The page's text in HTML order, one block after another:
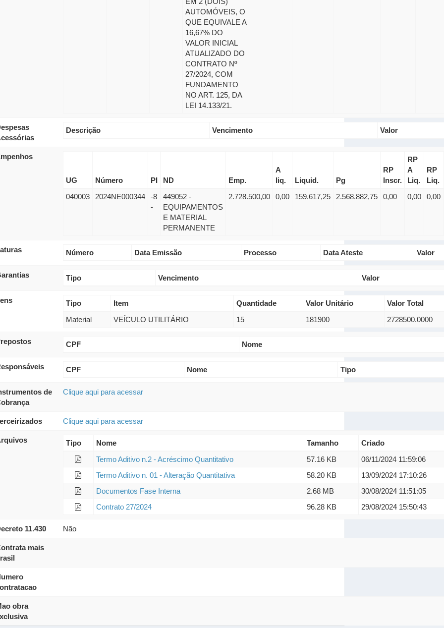
AUTOMÓVEIS, O
QUE EQUIVALE A
16,67% DO
VALOR INICIAL
ATUALIZADO DO
CONTRATO Nº
27/2024, COM
FUNDAMENTO
NO ART. 125, DA
LEI 14.133/21.
Descrição Vencimento Valor
UG Número PI ND Emp.
A
liq.
Liquid. Pg
RP
Inscr.
RP
A
Liq.
RP
Liq.
040003
2024NE000344
-8
-
449052 -
EQUIPAMENTOS
E MATERIAL
PERMANENTE
2.728.500,00 0,00 159.617,25 2.568.882,75 0,00 0,00 0,00
Número Data Emissão Processo Data Ateste Valor
Tipo Vencimento Valor
Tipo Item Quantidade Valor Unitário
Valor Total
Material
VEÍCULO UTILITÁRIO 15 181900 2728500.0000
CPF Nome
CPF Nome Tipo
de
Clique aqui para acessar
Clique aqui para acessar
Tipo Nome Tamanho
Criado
Termo Aditivo n.2 - Acréscimo Quantitativo
57.16 KB
06/11/2024 11:59:06
Termo Aditivo n. 01 - Alteração Quantitativa
58.20 KB
13/09/2024 17:10:26
Documentos Fase Interna
2.68 MB
30/08/2024 11:51:05
Contrato 27/2024
96.28 KB 29/08/2024 15:50:43
11.430 Não
mais
obra